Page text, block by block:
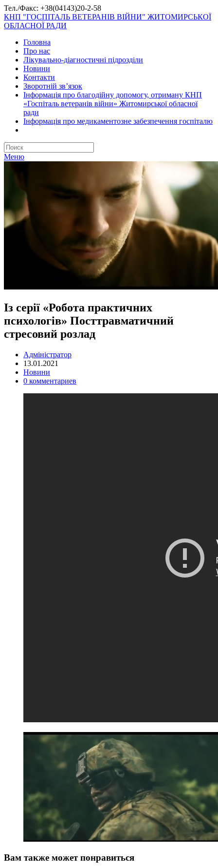
Тел./Факс: +38(04143)20-2-58
КНП "ГОСПІТАЛЬ ВЕТЕРАНІВ ВІЙНИ" ЖИТОМИРСЬКОЇ
ОБЛАСНОЇ РАДИ
Головна
Про нас
Лікувально-діагностичні підрозділи
Новини
Контакти
Зворотній зв’язок
Інформація про благодійну допомогу, отриману КНП
«Госпіталь ветеранів війни» Житомирської обласної
ради
Інформація про медикаментозне забезпечення госпіталю
Меню
Із серії «Робота практичних
психологів» Посттравматичний
стресовий розлад
Адміністратор
13.01.2021
Новини
0 комментариев
Вам также может понравиться